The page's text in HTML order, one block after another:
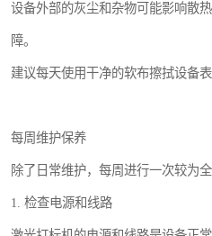
设备外部的灰尘和杂物可能影响散
障。
建议每天使用干净的软布擦拭设备
每周维护保养
除了日常维护，每周进行一次较为
1. 检查电源和线路